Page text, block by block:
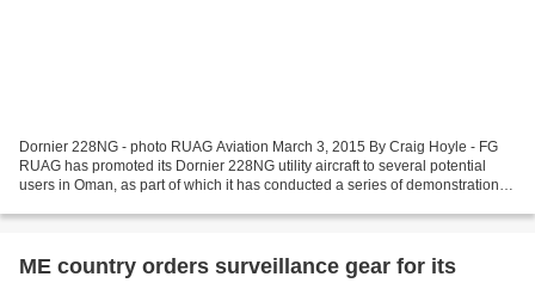
Dornier 228NG - photo RUAG Aviation March 3, 2015 By Craig Hoyle - FG
RUAG has promoted its Dornier 228NG utility aircraft to several potential
users in Oman, as part of which it has conducted a series of demonstration
ME country orders surveillance gear for its